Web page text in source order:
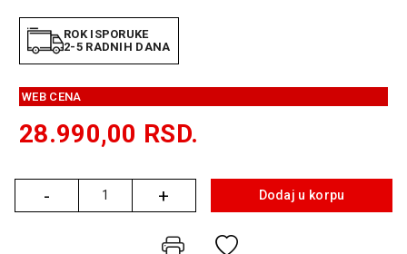
SOLARNI
SISTEMI
OPREMA
ŠTAMPAČI,
FOTOAPARATI
ROK ISPORUKE
2-5 RADNIH DANA
WEB CENA
28.990,00 RSD.
-
Količina + Dodaj u korpu